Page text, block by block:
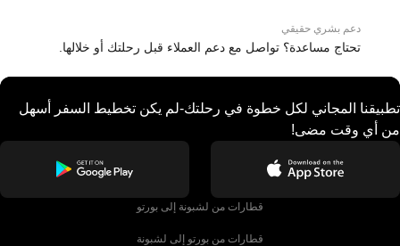
دعم بشري حقيقي
تحتاج مساعدة؟ تواصل مع دعم العملاء قبل رحلتك أو خلالها.
تطبيقنا المجاني لكل خطوة في رحلتك-لم يكن تخطيط السفر أسهل
من أي وقت مضى!
قطارات من لشبونة إلى بورتو
قطارات من بورتو إلى لشبونة